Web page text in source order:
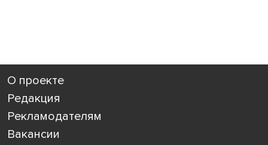
О проекте
Редакция
Рекламодателям
Вакансии